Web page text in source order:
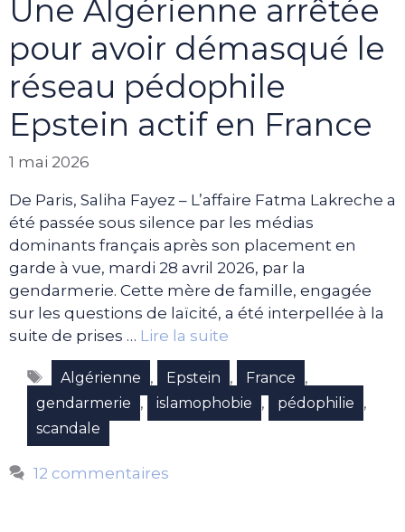
Une Algérienne arrêtée
pour avoir démasqué le
réseau pédophile
Epstein actif en France
1 mai 2026
De Paris, Saliha Fayez – L’affaire Fatma Lakreche a
été passée sous silence par les médias
dominants français après son placement en
garde à vue, mardi 28 avril 2026, par la
gendarmerie. Cette mère de famille, engagée
sur les questions de laïcité, a été interpellée à la
suite de prises … Lire la suite
Étiquettes
Algérienne , Epstein , France ,
gendarmerie , islamophobie , pédophilie ,
scandale
12 commentaires